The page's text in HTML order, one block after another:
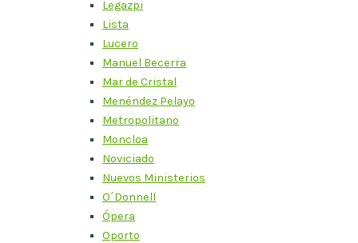
Legazpi
Lista
Lucero
Manuel Becerra
Mar de Cristal
Menéndez Pelayo
Metropolitano
Moncloa
Noviciado
Nuevos Ministerios
O´Donnell
Ópera
Oporto